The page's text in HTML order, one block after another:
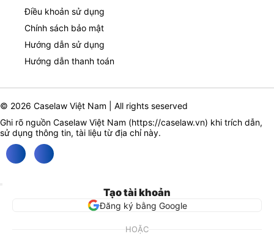
Điều khoản sử dụng
Chính sách bảo mật
Hướng dẫn sử dụng
Hướng dẫn thanh toán
© 2026 Caselaw Việt Nam | All rights seserved
Ghi rõ nguồn Caselaw Việt Nam (https://caselaw.vn) khi trích dẫn,
sử dụng thông tin, tài liệu từ địa chỉ này.
Tạo tài khoản
Đăng ký bằng Google
HOẶC